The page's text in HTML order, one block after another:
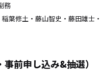
務
葉修土・藤山智史・藤田雄士
前申し込み&抽選）